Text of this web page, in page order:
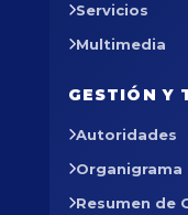
Servicios
Multimedia
GESTIÓN Y
Autoridades
Organigrama
Resumen de